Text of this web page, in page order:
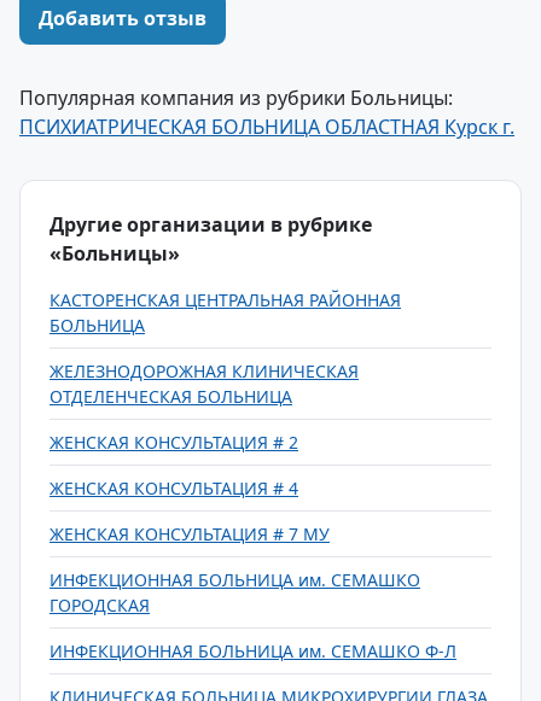
Добавить отзыв
Популярная компания из рубрики Больницы:
ПСИХИАТРИЧЕСКАЯ БОЛЬНИЦА ОБЛАСТНАЯ Курск г.
Другие организации в рубрике
«Больницы»
КАСТОРЕНСКАЯ ЦЕНТРАЛЬНАЯ РАЙОННАЯ
БОЛЬНИЦА
ЖЕЛЕЗНОДОРОЖНАЯ КЛИНИЧЕСКАЯ
ОТДЕЛЕНЧЕСКАЯ БОЛЬНИЦА
ЖЕНСКАЯ КОНСУЛЬТАЦИЯ # 2
ЖЕНСКАЯ КОНСУЛЬТАЦИЯ # 4
ЖЕНСКАЯ КОНСУЛЬТАЦИЯ # 7 МУ
ИНФЕКЦИОННАЯ БОЛЬНИЦА им. СЕМАШКО
ГОРОДСКАЯ
ИНФЕКЦИОННАЯ БОЛЬНИЦА им. СЕМАШКО Ф-Л